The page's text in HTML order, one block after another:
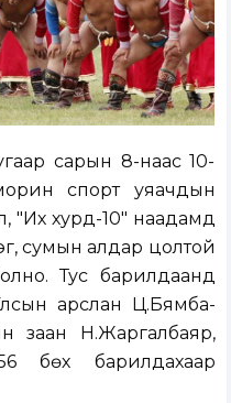
сарын 8-наас 10-
спорт уяачдын
"Их хурд-10" наадамд
сумын алдар цолтой
Тус барилдаанд
арслан Ц.Бямба-
заан Н.Жаргалбаяр,
бөх барилдахаар